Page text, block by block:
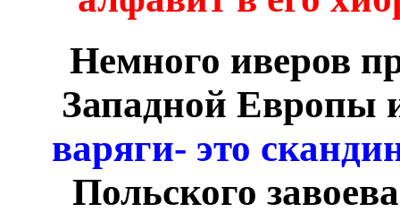
Немного иверов
Западной Европы
варяги- это
Польского